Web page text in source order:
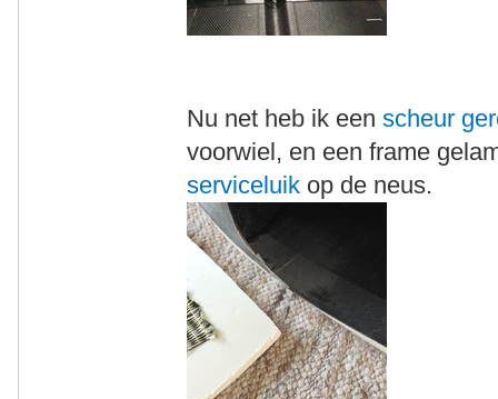
Nu net heb ik eenscheur
voorwiel, en een frame
serviceluik op de neus.